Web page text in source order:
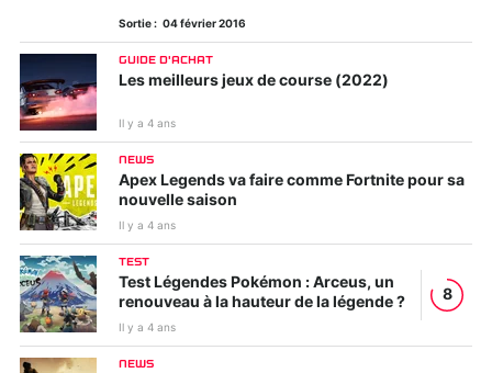
Sortie : 04 février 2016
GUIDE D'ACHAT
Les meilleurs jeux de course (2022)
Il y a 4 ans
NEWS
Apex Legends va faire comme Fortnite pour sa
nouvelle saison
Il y a 4 ans
TEST
Test Légendes Pokémon : Arceus, un
renouveau à la hauteur de la légende ?
Il y a 4 ans
8
NEWS